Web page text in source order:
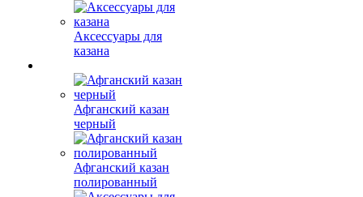
Аксессуары для
казана
Афганский казан
черный
Афганский казан
полированный